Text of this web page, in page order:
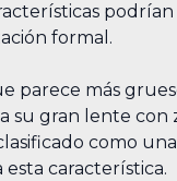
formal.
parece más
su gran lente con
como
característica.